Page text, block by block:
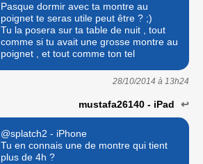
Pasque dormir avec ta montre au
poignet te seras utile peut être ? ;)
Tu la posera sur ta table de nuit , tout
comme si tu avait une grosse montre au
poignet , et tout comme ton tel
28/10/2014 à 13h24
mustafa26140 - iPad ↩
@splatch2 - iPhone
Tu en connais une de montre qui tient
plus de 4h ?